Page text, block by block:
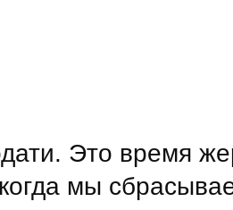
Это время
мы